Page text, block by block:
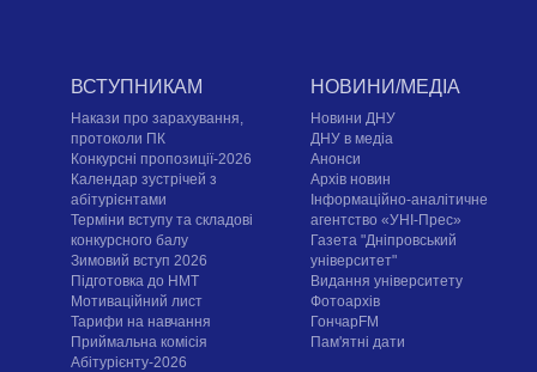
ВСТУПНИКАМ
Накази про зарахування,
протоколи ПК
Конкурсні пропозиції-2026
Календар зустрічей з
абітурієнтами
Терміни вступу та складові
конкурсного балу
Зимовий вступ 2026
Підготовка до НМТ
Мотиваційний лист
Тарифи на навчання
Приймальна комісія
Абітурієнту-2026
НОВИНИ/МЕДІА
Новини ДНУ
ДНУ в медіа
Анонси
Архів новин
Інформаційно-аналітичне
агентство «УНІ-Прес»
Газета "Дніпровський
університет"
Видання університету
Фотоархів
ГончарFM
Пам'ятні дати